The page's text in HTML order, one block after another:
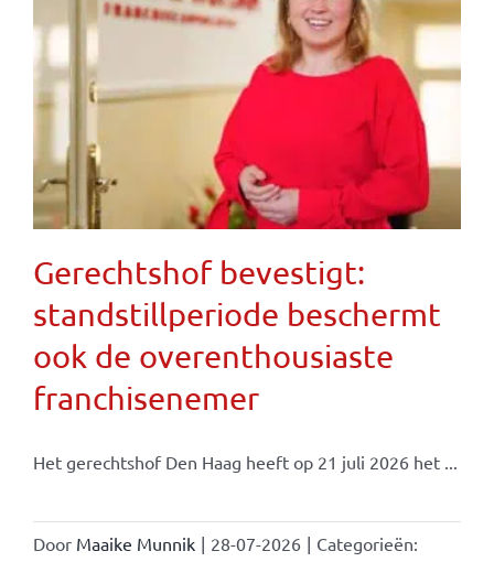
Gerechtshof bevestigt:
standstillperiode beschermt
ook de overenthousiaste
franchisenemer
Het gerechtshof Den Haag heeft op 21 juli 2026 het ...
Door Maaike Munnik | 28-07-2026 | Categorieën: